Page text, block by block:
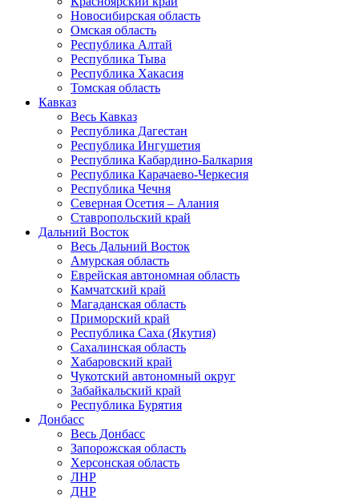
Новосибирская область
Омская область
Республика Алтай
Республика Тыва
Республика Хакасия
Томская область
Кавказ
Весь Кавказ
Республика Дагестан
Республика Ингушетия
Республика Кабардино-Балкария
Республика Карачаево-Черкесия
Республика Чечня
Северная Осетия – Алания
Ставропольский край
Дальний Восток
Весь Дальний Восток
Амурская область
Еврейская автономная область
Камчатский край
Магаданская область
Приморский край
Республика Саха (Якутия)
Сахалинская область
Хабаровский край
Чукотский автономный округ
Забайкальский край
Республика Бурятия
Донбасс
Весь Донбасс
Запорожская область
Херсонская область
ЛНР
ДНР